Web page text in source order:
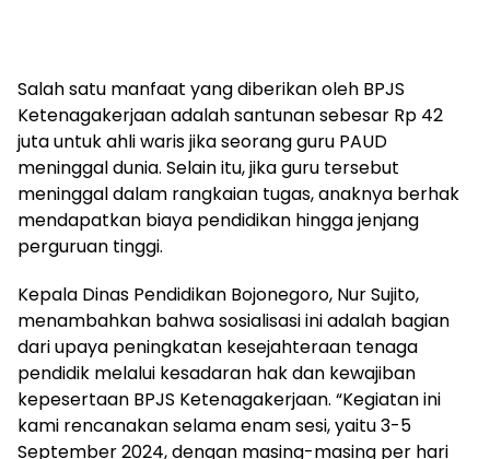
Salah satu manfaat yang diberikan oleh BPJS
Ketenagakerjaan adalah santunan sebesar Rp 42
juta untuk ahli waris jika seorang guru PAUD
meninggal dunia. Selain itu, jika guru tersebut
meninggal dalam rangkaian tugas, anaknya berhak
mendapatkan biaya pendidikan hingga jenjang
perguruan tinggi.
Kepala Dinas Pendidikan Bojonegoro, Nur Sujito,
menambahkan bahwa sosialisasi ini adalah bagian
dari upaya peningkatan kesejahteraan tenaga
pendidik melalui kesadaran hak dan kewajiban
kepesertaan BPJS Ketenagakerjaan. “Kegiatan ini
kami rencanakan selama enam sesi, yaitu 3-5
September 2024, dengan masing-masing per hari